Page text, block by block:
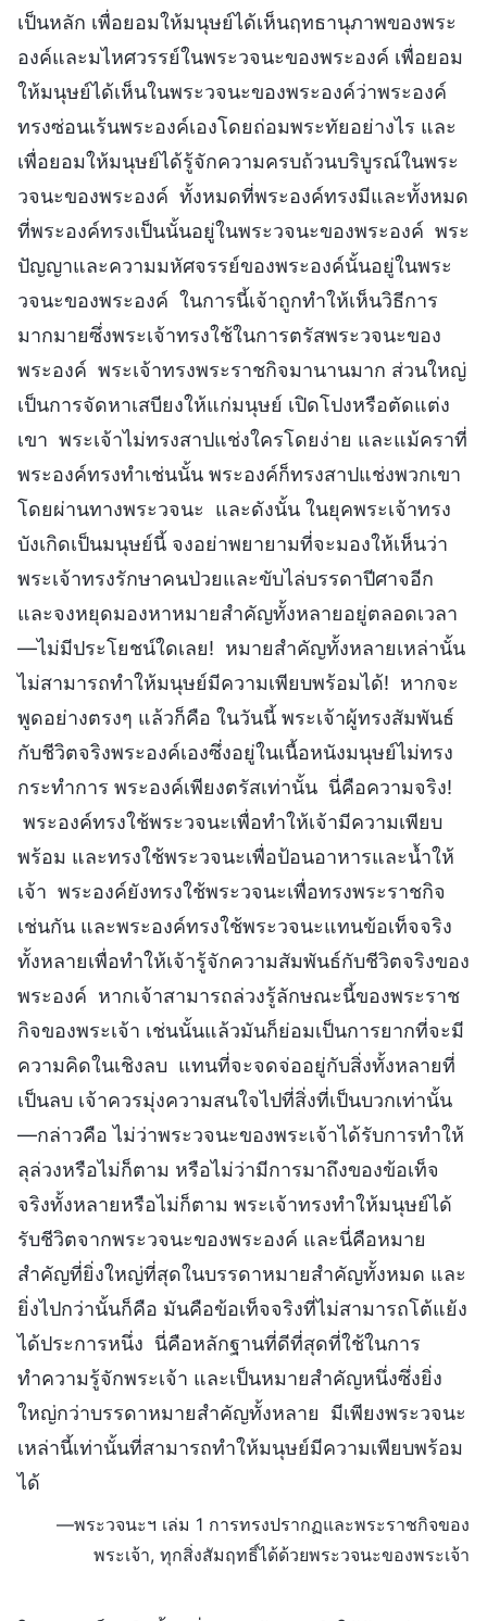
เป็นหลัก เพื่อยอมให้มนุษย์ได้เห็นฤทธานุภาพของพระ
องค์และมไหศวรรย์ในพระวจนะของพระองค์ เพื่อยอม
ให้มนุษย์ได้เห็นในพระวจนะของพระองค์ว่าพระองค์
ทรงซ่อนเร้นพระองค์เองโดยถ่อมพระทัยอย่างไร และ
เพื่อยอมให้มนุษย์ได้รู้จักความครบถ้วนบริบูรณ์ในพระ
วจนะของพระองค์ ทั้งหมดที่พระองค์ทรงมีและทั้งหมด
ที่พระองค์ทรงเป็นนั้นอยู่ในพระวจนะของพระองค์ พระ
ปัญญาและความมหัศจรรย์ของพระองค์นั้นอยู่ในพระ
วจนะของพระองค์ ในการนี้เจ้าถูกทำให้เห็นวิธีการ
มากมายซึ่งพระเจ้าทรงใช้ในการตรัสพระวจนะของ
พระองค์ พระเจ้าทรงพระราชกิจมานานมาก ส่วนใหญ่
เป็นการจัดหาเสบียงให้แก่มนุษย์ เปิดโปงหรือตัดแต่ง
เขา พระเจ้าไม่ทรงสาปแช่งใครโดยง่าย และแม้คราที่
พระองค์ทรงทำเช่นนั้น พระองค์ก็ทรงสาปแช่งพวกเขา
โดยผ่านทางพระวจนะ และดังนั้น ในยุคพระเจ้าทรง
บังเกิดเป็นมนุษย์นี้ จงอย่าพยายามที่จะมองให้เห็นว่า
พระเจ้าทรงรักษาคนป่วยและขับไล่บรรดาปีศาจอีก
และจงหยุดมองหาหมายสำคัญทั้งหลายอยู่ตลอดเวลา
—ไม่มีประโยชน์ใดเลย! หมายสำคัญทั้งหลายเหล่านั้น
ไม่สามารถทำให้มนุษย์มีความเพียบพร้อมได้! หากจะ
พูดอย่างตรงๆ แล้วก็คือ ในวันนี้ พระเจ้าผู้ทรงสัมพันธ์
กับชีวิตจริงพระองค์เองซึ่งอยู่ในเนื้อหนังมนุษย์ไม่ทรง
กระทำการ พระองค์เพียงตรัสเท่านั้น นี่คือความจริง!
พระองค์ทรงใช้พระวจนะเพื่อทำให้เจ้ามีความเพียบ
พร้อม และทรงใช้พระวจนะเพื่อป้อนอาหารและน้ำให้
เจ้า พระองค์ยังทรงใช้พระวจนะเพื่อทรงพระราชกิจ
เช่นกัน และพระองค์ทรงใช้พระวจนะแทนข้อเท็จจริง
ทั้งหลายเพื่อทำให้เจ้ารู้จักความสัมพันธ์กับชีวิตจริงของ
พระองค์ หากเจ้าสามารถล่วงรู้ลักษณะนี้ของพระราช
กิจของพระเจ้า เช่นนั้นแล้วมันก็ย่อมเป็นการยากที่จะมี
ความคิดในเชิงลบ แทนที่จะจดจ่ออยู่กับสิ่งทั้งหลายที่
เป็นลบ เจ้าควรมุ่งความสนใจไปที่สิ่งที่เป็นบวกเท่านั้น
—กล่าวคือ ไม่ว่าพระวจนะของพระเจ้าได้รับการทำให้
ลุล่วงหรือไม่ก็ตาม หรือไม่ว่ามีการมาถึงของข้อเท็จ
จริงทั้งหลายหรือไม่ก็ตาม พระเจ้าทรงทำให้มนุษย์ได้
รับชีวิตจากพระวจนะของพระองค์ และนี่คือหมาย
สำคัญที่ยิ่งใหญ่ที่สุดในบรรดาหมายสำคัญทั้งหมด และ
ยิ่งไปกว่านั้นก็คือ มันคือข้อเท็จจริงที่ไม่สามารถโต้แย้ง
ได้ประการหนึ่ง นี่คือหลักฐานที่ดีที่สุดที่ใช้ในการ
ทำความรู้จักพระเจ้า และเป็นหมายสำคัญหนึ่งซึ่งยิ่ง
ใหญ่กว่าบรรดาหมายสำคัญทั้งหลาย มีเพียงพระวจนะ
เหล่านี้เท่านั้นที่สามารถทำให้มนุษย์มีความเพียบพร้อม
ได้
—พระวจนะฯ เล่ม 1 การทรงปรากฏและพระราชกิจของ
พระเจ้า, ทุกสิ่งสัมฤทธิ์ได้ด้วยพระวจนะของพระเจ้า